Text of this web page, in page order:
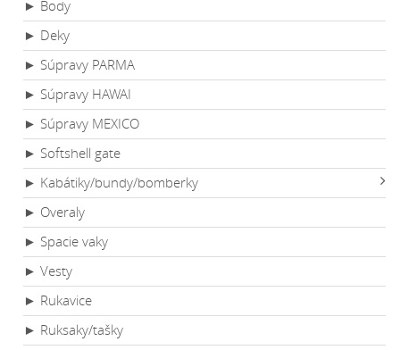
► Body
► Deky
► Súpravy PARMA
► Súpravy HAWAI
► Súpravy MEXICO
► Softshell gate
► Kabátiky/bundy/bomberky
► Overaly
► Spacie vaky
► Vesty
► Rukavice
► Ruksaky/tašky